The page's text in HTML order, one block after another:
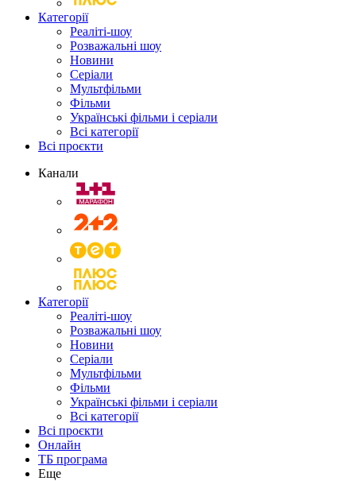
Категорії
Реаліті-шоу
Розважальні шоу
Новини
Серіали
Мультфільми
Фільми
Українські фільми і серіали
Всі категорії
Всі проєкти
Канали
Категорії
Реаліті-шоу
Розважальні шоу
Новини
Серіали
Мультфільми
Фільми
Українські фільми і серіали
Всі категорії
Всі проєкти
Онлайн
ТБ програма
Еще